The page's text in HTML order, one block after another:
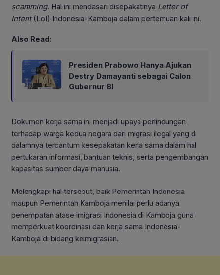
scamming. Hal ini mendasari disepakatinya Letter of
Intent(LoI) Indonesia-Kamboja dalam pertemuan kali ini.
Also Read:
Presiden Prabowo Hanya Ajukan
Destry Damayanti sebagai Calon
Gubernur BI
Dokumen kerja sama ini menjadi upaya perlindungan
terhadap warga kedua negara dari migrasi ilegal yang di
dalamnya tercantum kesepakatan kerja sama dalam hal
pertukaran informasi, bantuan teknis, serta pengembangan
kapasitas sumber daya manusia.
Melengkapi hal tersebut, baik Pemerintah Indonesia
maupun Pemerintah Kamboja menilai perlu adanya
penempatan atase imigrasi Indonesia di Kamboja guna
memperkuat koordinasi dan kerja sama Indonesia-
Kamboja di bidang keimigrasian.